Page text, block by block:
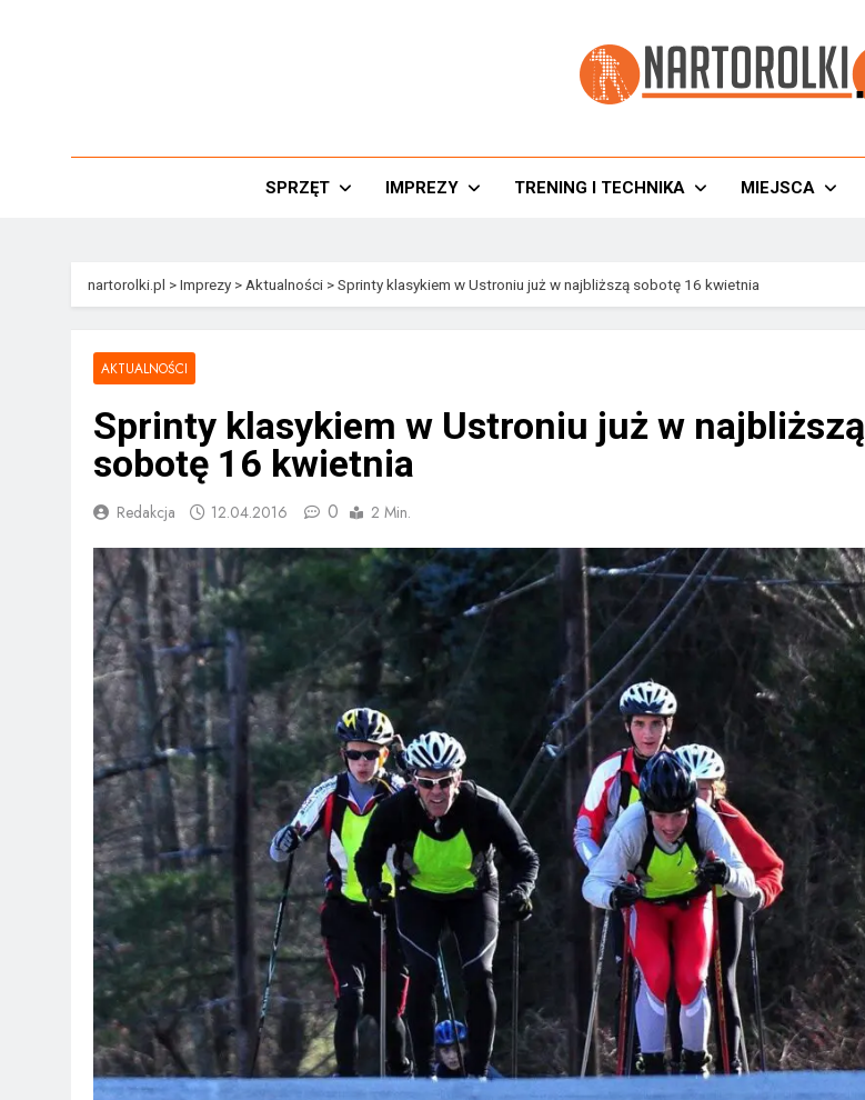
SPRZĘT IMPREZY TRENING I TECHNIKA MIEJSCA
nartorolki.pl >Imprezy > Aktualności >Sprinty klasykiem w Ustroniu już w najbliższą sobotę 16 kwietnia
AKTUALNOŚCI
Sprinty klasykiem w Ustroniu już w najbliższą
sobotę 16 kwietnia
Redakcja 12.04.2016 0 2 Min.